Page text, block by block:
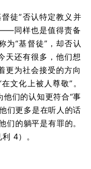
徒”否认特定教义并
同样也是值得责备
为“基督徒”，却否认
天还有很多，他们想
更为社会接受的方向
文化上被人尊敬”。
们的认知更符合“事
们更多是在听人的话
们的躺平是有罪的。
4）。